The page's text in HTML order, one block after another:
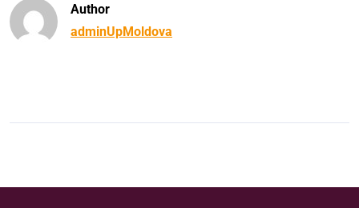
Author
adminUpMoldova